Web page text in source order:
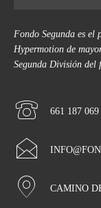
Fondo Segunda es el
Hypermotion de
Segunda División del
661 187 069
CAMINO